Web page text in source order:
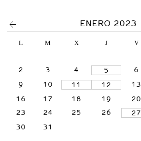
S
T
ENERO 2023
L M X J V
2
3 4 5 6
9
10 11 12 13
16
17 18 19 20
23
24 25 26 27
30
31